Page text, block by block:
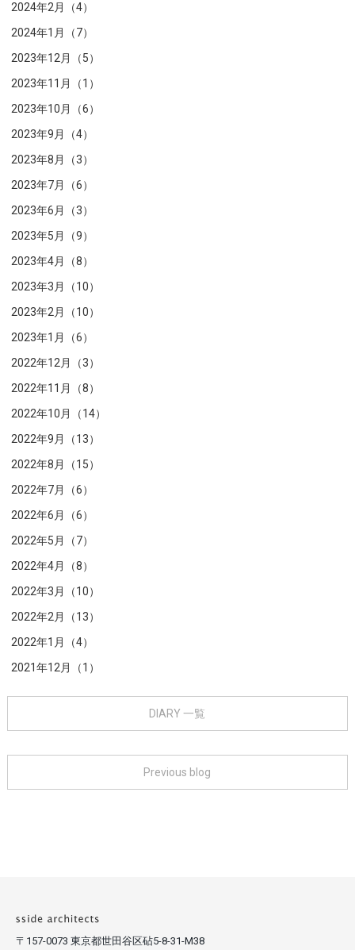
2024年2月（4）
2024年1月（7）
2023年12月（5）
2023年11月（1）
2023年10月（6）
2023年9月（4）
2023年8月（3）
2023年7月（6）
2023年6月（3）
2023年5月（9）
2023年4月（8）
2023年3月（10）
2023年2月（10）
2023年1月（6）
2022年12月（3）
2022年11月（8）
2022年10月（14）
2022年9月（13）
2022年8月（15）
2022年7月（6）
2022年6月（6）
2022年5月（7）
2022年4月（8）
2022年3月（10）
2022年2月（13）
2022年1月（4）
2021年12月（1）
DIARY 一覧
Previous blog
〒157-0073 東京都世田谷区砧5-8-31-M38